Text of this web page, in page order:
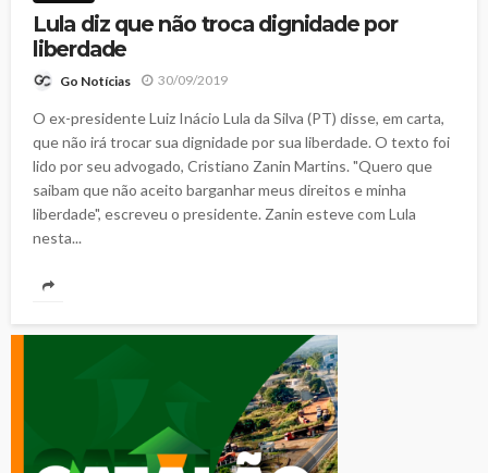
Lula diz que não troca dignidade por
liberdade
Go Notícias 30/09/2019
O ex-presidente Luiz Inácio Lula da Silva (PT) disse, em carta,
que não irá trocar sua dignidade por sua liberdade. O texto foi
lido por seu advogado, Cristiano Zanin Martins. "Quero que
saibam que não aceito barganhar meus direitos e minha
liberdade", escreveu o presidente. Zanin esteve com Lula
nesta...